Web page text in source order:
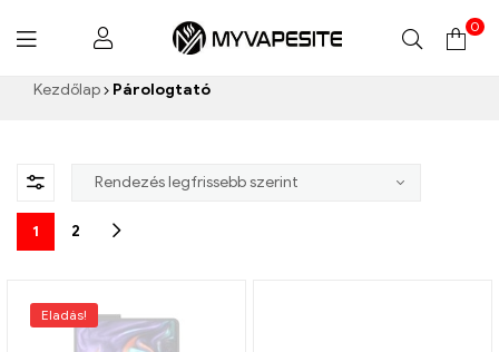
Myvapesite.de
0
Kezdőlap Párologtató
1 2
Eladás!